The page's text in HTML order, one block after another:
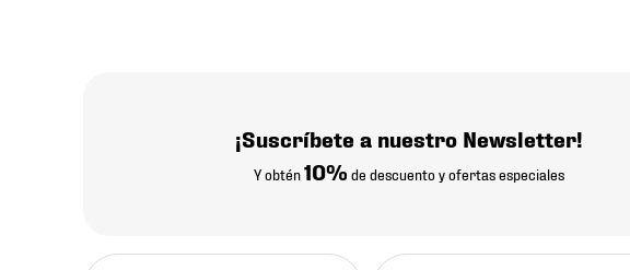
¡Suscríbete a nuestro Newsletter!
Y obtén10% de descuento y ofertas especiales